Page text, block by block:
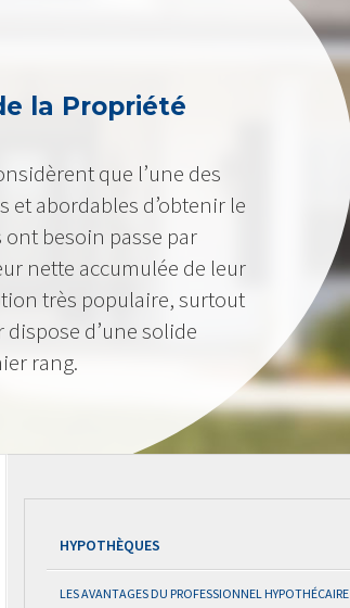
la Propriété
que l’une des
et abordables d’obtenir le
besoin passe par
nette accumulée de leur
très populaire, surtout
d’une solide
rang.
HYPOTHÈQUES
LES AVANTAGES DU PROFESSIONNEL HYPOTHÉCAIRE